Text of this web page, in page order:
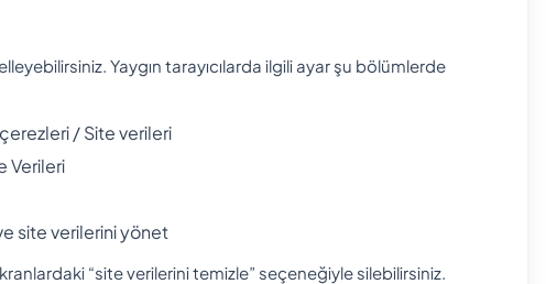
Yaygın tarayıcılarda ilgili ayar şu bölümlerde
/ Site verileri
Verileri
site verilerini yönet
“site verilerini temizle” seçeneğiyle silebilirsiniz.